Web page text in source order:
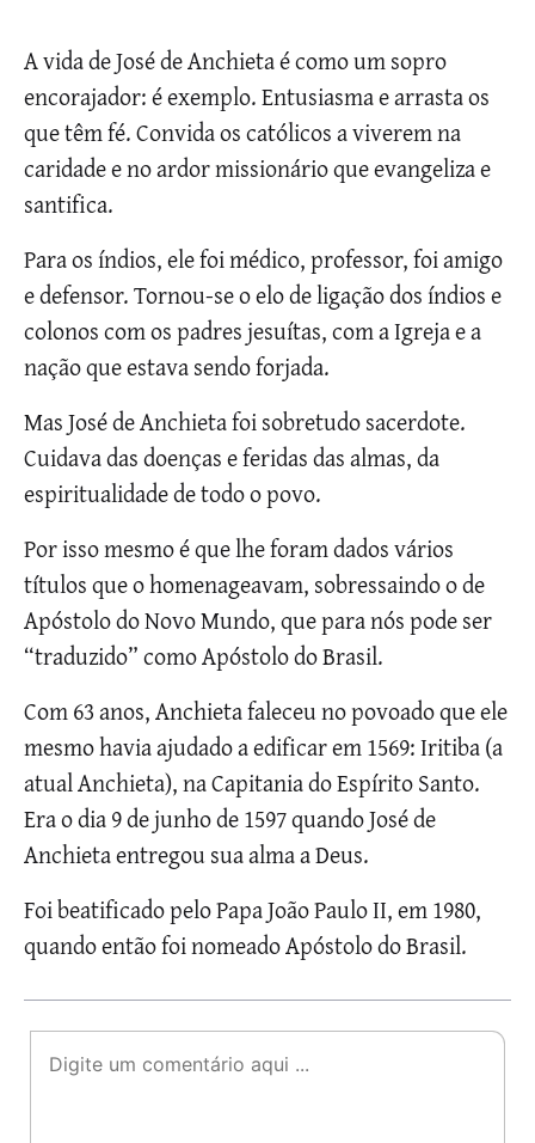
A vida de José de Anchieta é como um sopro
encorajador: é exemplo. Entusiasma e arrasta os
que têm fé. Convida os católicos a viverem na
caridade e no ardor missionário que evangeliza e
santifica.
Para os índios, ele foi médico, professor, foi amigo
e defensor. Tornou-se o elo de ligação dos índios e
colonos com os padres jesuítas, com a Igreja e a
nação que estava sendo forjada.
Mas José de Anchieta foi sobretudo sacerdote.
Cuidava das doenças e feridas das almas, da
espiritualidade de todo o povo.
Por isso mesmo é que lhe foram dados vários
títulos que o homenageavam, sobressaindo o de
Apóstolo do Novo Mundo, que para nós pode ser
“traduzido” como Apóstolo do Brasil.
Com 63 anos, Anchieta faleceu no povoado que ele
mesmo havia ajudado a edificar em 1569: Iritiba (a
atual Anchieta), na Capitania do Espírito Santo.
Era o dia 9 de junho de 1597 quando José de
Anchieta entregou sua alma a Deus.
Foi beatificado pelo Papa João Paulo II, em 1980,
quando então foi nomeado Apóstolo do Brasil.